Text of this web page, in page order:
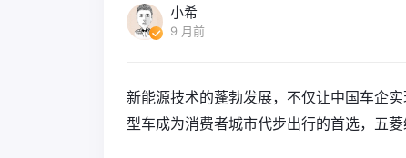
小希
9 月前
新能源技术的蓬勃发展，不仅让中国车企
型车成为消费者城市代步出行的首选，五